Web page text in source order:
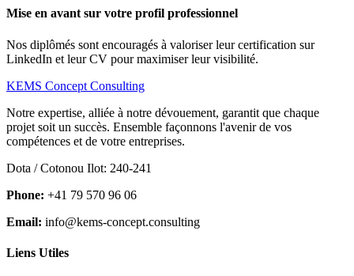
Mise en avant sur votre profil professionnel
Nos diplômés sont encouragés à valoriser leur certification sur
LinkedIn et leur CV pour maximiser leur visibilité.
KEMS Concept Consulting
Notre expertise, alliée à notre dévouement, garantit que chaque
projet soit un succès. Ensemble façonnons l'avenir de vos
compétences et de votre entreprises.
Dota / Cotonou Ilot: 240-241
Phone: +41 79 570 96 06
Email: info@kems-concept.consulting
Liens Utiles